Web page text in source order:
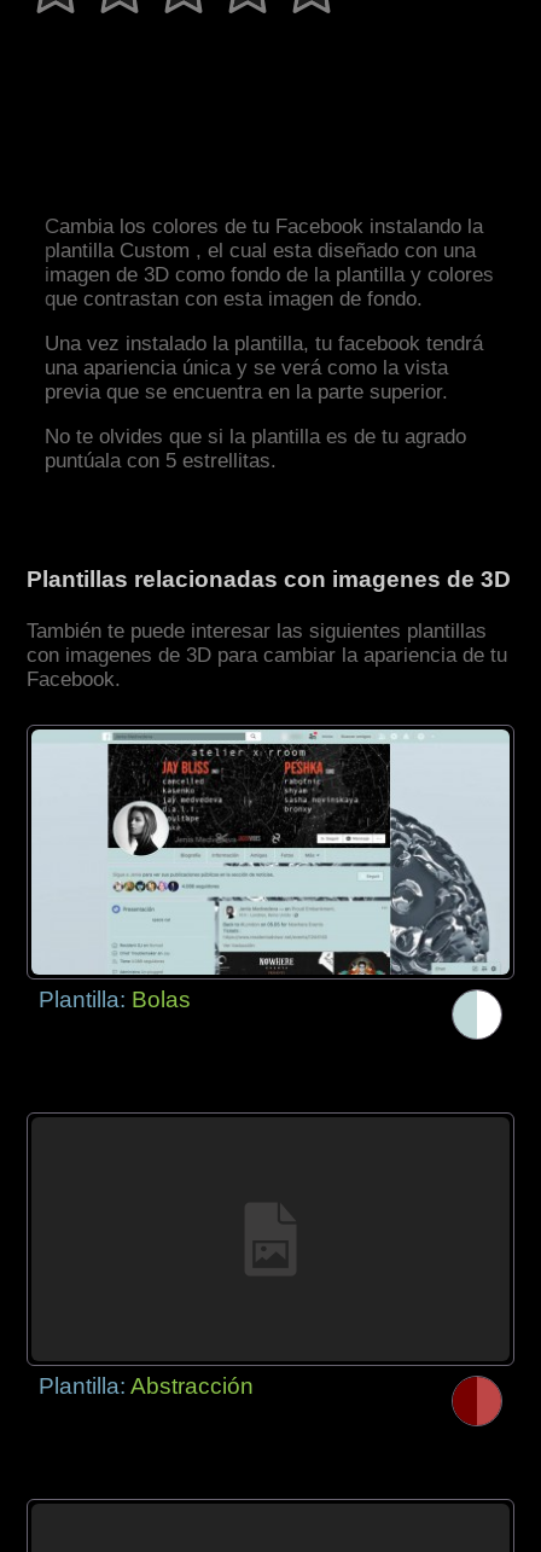
Cambia los colores de tu Facebook instalando la
plantilla Custom , el cual esta diseñado con una
imagen de 3D como fondo de la plantilla y colores
que contrastan con esta imagen de fondo.
Una vez instalado la plantilla, tu facebook tendrá
una apariencia única y se verá como la vista
previa que se encuentra en la parte superior.
No te olvides que si la plantilla es de tu agrado
puntúala con 5 estrellitas.
Plantillas relacionadas con imagenes de 3D
También te puede interesar las siguientes plantillas
con imagenes de 3D para cambiar la apariencia de tu
Facebook.
Plantilla: Bolas
Plantilla:Abstracción